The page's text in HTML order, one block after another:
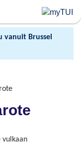
vanuit Brussel
vulkaan